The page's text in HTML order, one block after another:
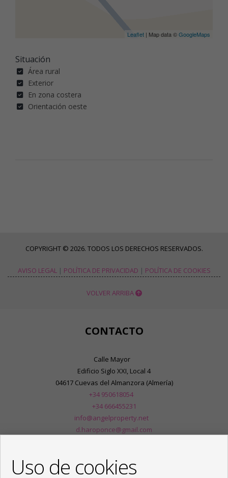
Leaflet | Map data ©GoogleMaps
Situación
Área rural
Exterior
En zona costera
Orientación oeste
COPYRIGHT © 2026. TODOS LOS DERECHOS RESERVADOS.
AVISO LEGAL| POLÍTICA DE PRIVACIDAD | POLÍTICA DE COOKIES
VOLVER ARRIBA
CONTACTO
Calle Mayor
Edificio Siglo XXI, Local 4
04617 Cuevas del Almanzora (Almería)
+34 950618054
+34 666455231
info@angelproperty.net
d.haroponce@gmail.com
Uso de cookies